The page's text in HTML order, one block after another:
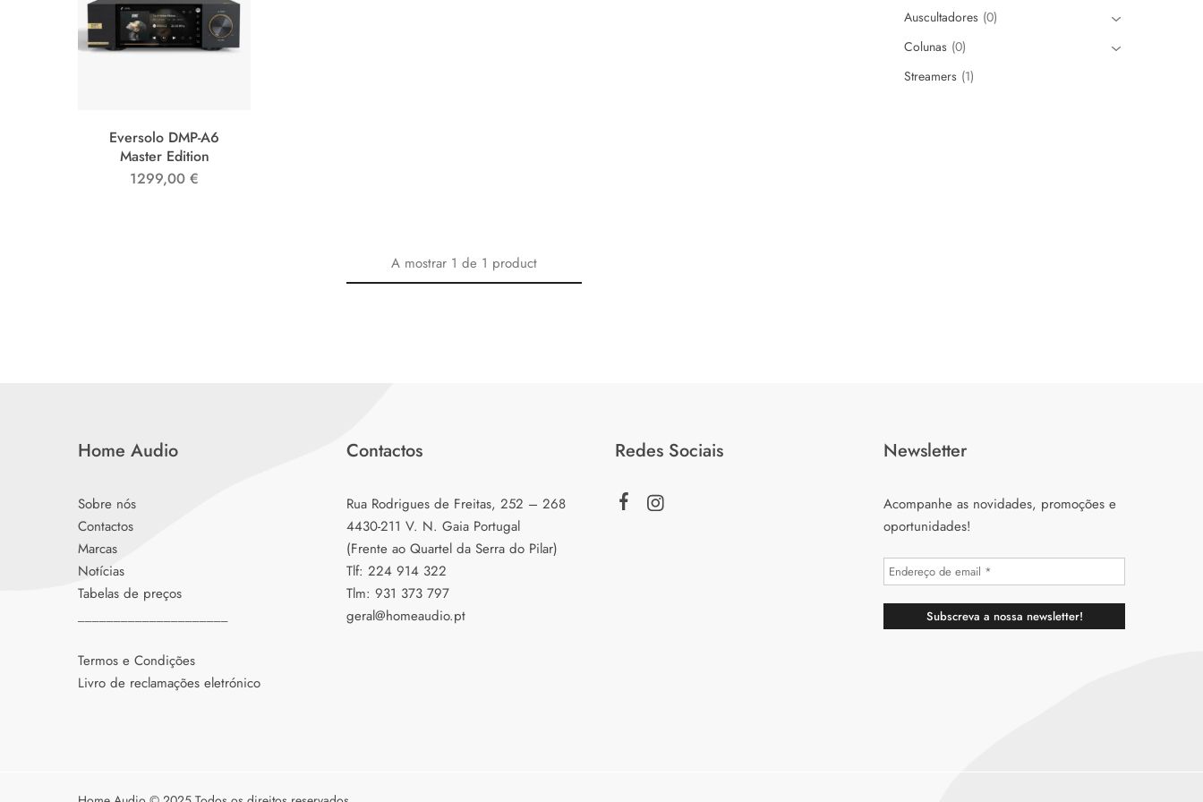
Eversolo DMP-A6
Master Edition
1299,00€
A mostrar1 de 1 product
Auscultadores 0
Colunas 0
Streamers 1
Home Audio
Sobre nós
Contactos
Marcas
Notícias
Tabelas de preços
Termos e Condições
Livro de reclamações eletrónico
Contactos
Rua Rodrigues de Freitas, 252 – 268
4430-211 V. N. Gaia Portugal
(Frente ao Quartel da Serra do Pilar)
Tlf: 224 914 322
Tlm: 931 373 797
geral@homeaudio.pt
Redes Sociais Newsletter
Acompanhe as novidades, promoções e
oportunidades!